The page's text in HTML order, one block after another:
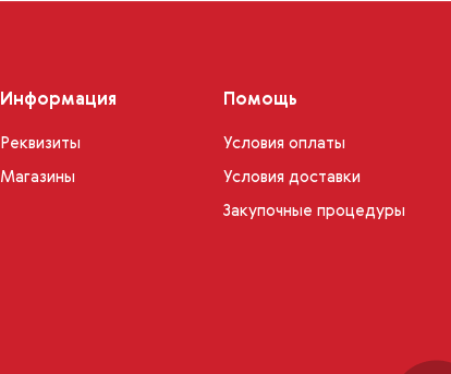
Информация
Реквизиты
Магазины
Помощь
Условия оплаты
Условия доставки
Закупочные процедуры